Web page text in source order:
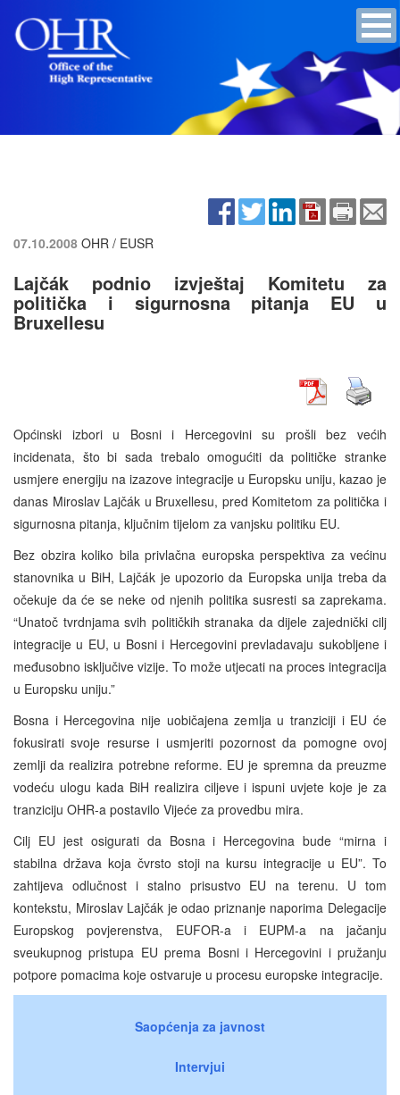
07.10.2008 OHR / EUSR
Lajčák podnio izvještaj Komitetu za
politička i sigurnosna pitanja EU u
Bruxellesu
Općinski izbori u Bosni i Hercegovini su prošli bez većih
incidenata, što bi sada trebalo omogućiti da političke stranke
usmjere energiju na izazove integracije u Europsku uniju, kazao je
danas Miroslav Lajčák u Bruxellesu, pred Komitetom za politička i
sigurnosna pitanja, ključnim tijelom za vanjsku politiku EU.
Bez obzira koliko bila privlačna europska perspektiva za većinu
stanovnika u BiH, Lajčák je upozorio da Europska unija treba da
očekuje da će se neke od njenih politika susresti sa zaprekama.
“Unatoč tvrdnjama svih političkih stranaka da dijele zajednički cilj
integracije u EU, u Bosni i Hercegovini prevladavaju sukobljene i
međusobno isključive vizije. To može utjecati na proces integracija
u Europsku uniju.”
Bosna i Hercegovina nije uobičajena zemlja u tranziciji i EU će
fokusirati svoje resurse i usmjeriti pozornost da pomogne ovoj
zemlji da realizira potrebne reforme. EU je spremna da preuzme
vodeću ulogu kada BiH realizira ciljeve i ispuni uvjete koje je za
tranziciju OHR-a postavilo Vijeće za provedbu mira.
Cilj EU jest osigurati da Bosna i Hercegovina bude “mirna i
stabilna država koja čvrsto stoji na kursu integracije u EU”. To
zahtijeva odlučnost i stalno prisustvo EU na terenu. U tom
kontekstu, Miroslav Lajčák je odao priznanje naporima Delegacije
Europskog povjerenstva, EUFOR-a i EUPM-a na jačanju
sveukupnog pristupa EU prema Bosni i Hercegovini i pružanju
potpore pomacima koje ostvaruje u procesu europske integracije.
Saopćenja za javnost
Intervjui